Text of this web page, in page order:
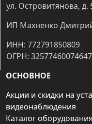
ул. Островитянова, д.
ИП Махненко
ИНН: 772791850809
ОГРН:
ОСНОВНОЕ
Акции и скидки на
видеонаблюдения
Каталог